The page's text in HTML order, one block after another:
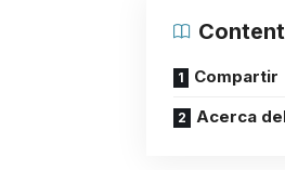
Compartir
Acerca